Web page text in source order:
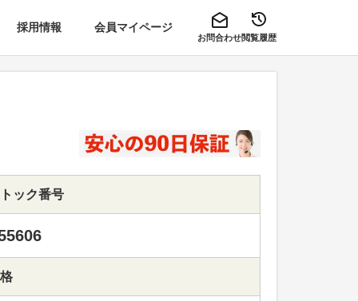
採用情報 会員マイページ
お問合わせ閲覧履歴
ック番号